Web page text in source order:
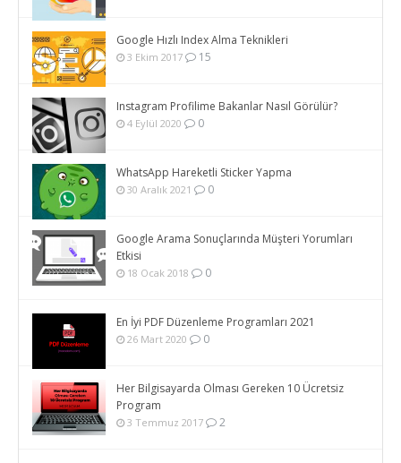
Google Hızlı Index Alma Teknikleri
3 Ekim 2017 15
Instagram Profilime Bakanlar Nasıl Görülür?
4 Eylül 2020 0
WhatsApp Hareketli Sticker Yapma
30 Aralık 2021 0
Google Arama Sonuçlarında Müşteri Yorumları
Etkisi
18 Ocak 2018 0
En İyi PDF Düzenleme Programları 2021
26 Mart 2020 0
Her Bilgisayarda Olması Gereken 10 Ücretsiz
Program
3 Temmuz 2017 2